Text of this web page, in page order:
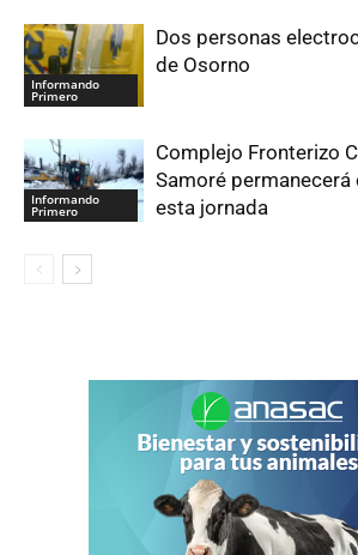
Informando
Primero
Dos personas
de Osorno
Informando
Primero
Complejo Fronterizo
Samoré
esta jornada